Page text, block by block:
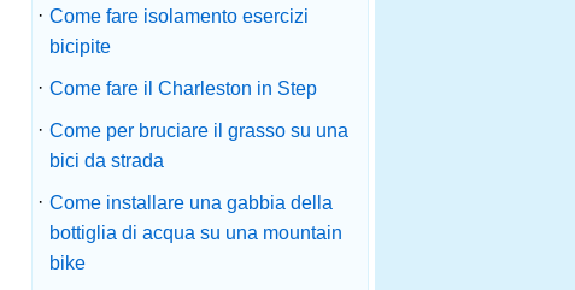
· Come fare isolamento esercizi
bicipite
· Come fare il Charleston in Step
· Come per bruciare il grasso su una
bici da strada
· Come installare una gabbia della
bottiglia di acqua su una mountain
bike